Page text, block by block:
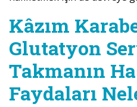
Kâzım
Glutatyon
Takmanın
Faydaları